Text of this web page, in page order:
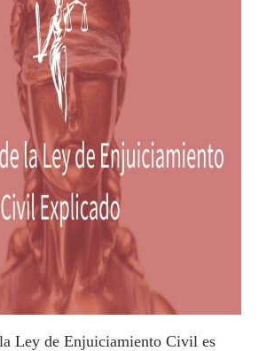
Ley de Enjuiciamiento Civil es